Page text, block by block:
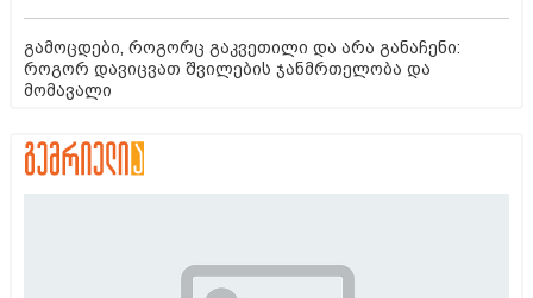
გამოცდები, როგორც გაკვეთილი და არა განაჩენი:
როგორ დავიცვათ შვილების ჯანმრთელობა და
მომავალი